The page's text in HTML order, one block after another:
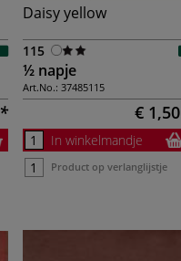
Daisy yellow
115
½ napje
Art.No.: 37485115
€ 1,50
In winkelmandje
Product op verlanglijstje